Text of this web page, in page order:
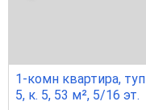
1-комн квартира,
5, к. 5, 53 м², 5/16 эт.